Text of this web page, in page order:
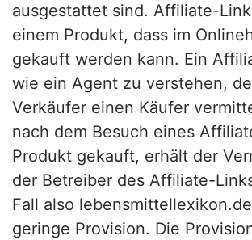
ausgestattet sind. Affiliate-
einem Produkt, dass im
gekauft werden kann. Ein
wie ein Agent zu verstehen,
Verkäufer einen Käufer
nach dem Besuch eines
Produkt gekauft, erhält der
der Betreiber des Affiliate-
Fall also
geringe Provision. Die